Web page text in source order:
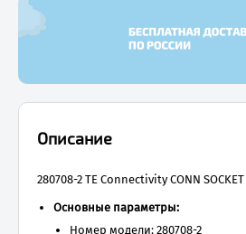
Описание
280708-2 TE Connectivity CONN SOCKET
Основные параметры:
Номер модели: 280708-2